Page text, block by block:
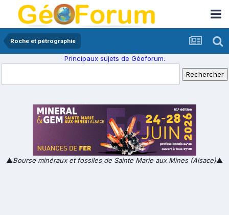
Roche et pétrographie
Principaux sujets de Géoforum.
▲Bourse minéraux et fossiles de Sainte Marie aux Mines (Alsace)▲